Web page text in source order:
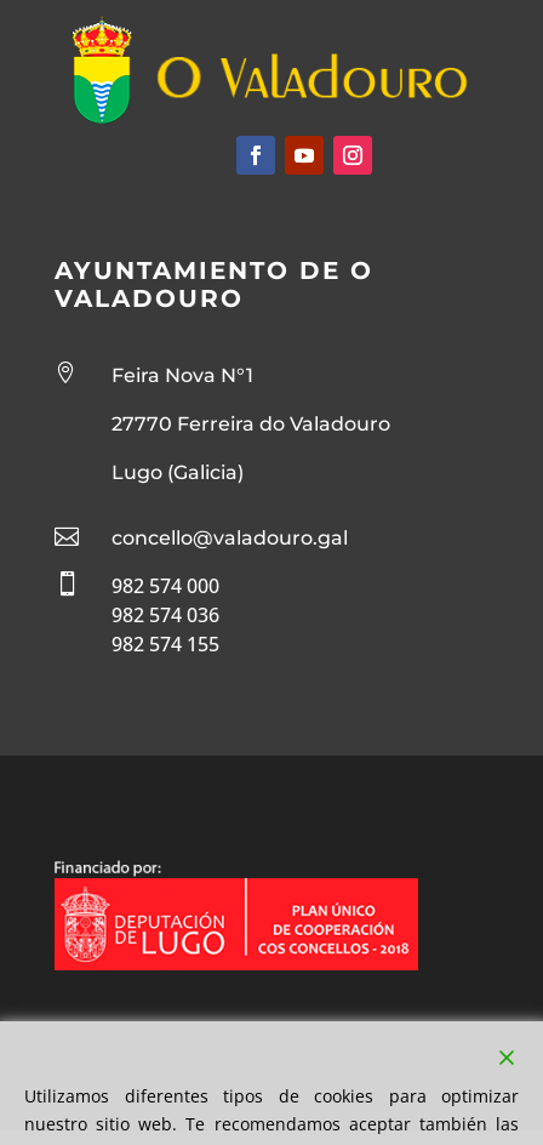
AYUNTAMIENTO DE O
VALADOURO
 Feira Nova N°1
27770 Ferreira do Valadouro
Lugo (Galicia)
 concello@valadouro.gal
 982574 000
982 574036
982 574155
Utilizamos diferentes tipos de cookies para optimizar
nuestro sitio web. Te recomendamos aceptar también las